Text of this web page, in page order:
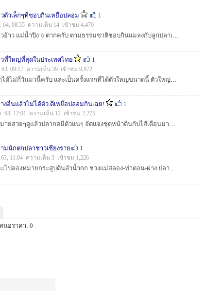
ตัวเล็กๆที่ชอบกินเหยื่อปลอม 1
64, 08:55 ความเห็น 14 เข้าชม 4,470
ปลาซิวอ้าว แม่น้ำปิง จ.ตากครับ ตามธรรมชาติชอบกินแมลงกับลูกปลาเล็กๆ แพร่กระจายตามแหล่งน้ำธรรมชาติ ทางเหนือ-อีสาน เช่นแม่น้ำโขง ปลาเกมส์ชั้นยอด ตกยาก...
ที่ใหญ่ที่สุดในประเทศไทย 1
63, 09:17 ความเห็น 39 เข้าชม 9,972
เพิ่งตกได้ไม่กี่วันมานี้ครับ และเป็นครั้งแรกที่ได้ตัวใหญ่ขนาดนี้ ตัวใหญ่ในรูปขนาด 0.5 กก. เทียบกับกระสูบไซส์จาน เคยเห็นที่ใหญ่กว่านี้ลอยตัวผิวน้ำ น...
งอื่นแล้วไม่ได้ตัว ตีเหยื่อปลอมกินเฉย! 1
63, 12:01 ความเห็น 12 เข้าชม 2,275
เห็นหมายสวยๆดูแล้วปลากดมีตัวแน่ๆ จัดแจงชุดหน้าดินกับไส้เดือนมานั่งตกอยู่นานสองนาน ไม่กิน! ได้หมอช้างเหยียบขึ้นมาปลอบใจตั้งตัวนึง นั่งจนเบื่อหยิบชุ...
มนักตกปลาชาวเชียงราย 1
63, 11:04 ความเห็น 3 เข้าชม 1,226
พอดีจะไปลองหมายกระสูบต้นลำน้ำกก ช่วงแม่สลอง-ท่าตอน-ฝาง ปลายเดือนมีนานี้ นักตกปลาท่านไหนเคยไปตีมาบ้าง มีตัวดีมั้ยครับ หรือมีใครสนใจไปด้วยกันแจ้งมาได้...
สนอราคา: 0